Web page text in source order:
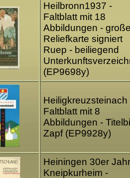
Heilbronn1937 -
Faltblatt mit 18
Abbildungen -
Reliefkarte signiert
Ruep - beiliegend
(EP9698y)
Heiligkreuzsteinach
Faltblatt mit 8
Abbildungen -
Zapf (EP9928y)
Heiningen 30er
Kneipkurheim -